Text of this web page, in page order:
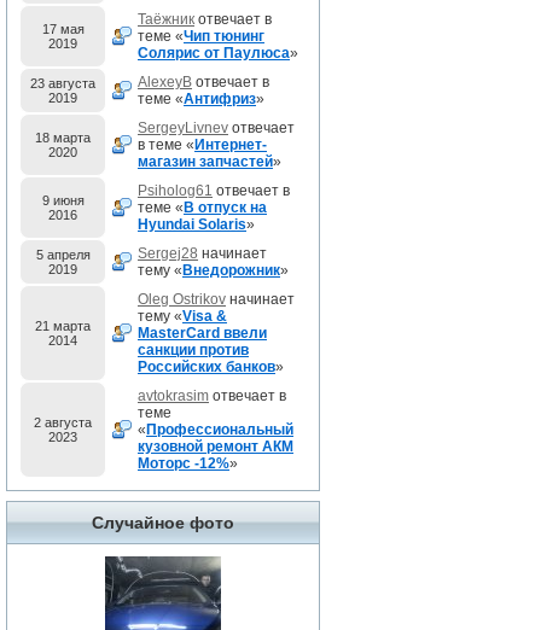
17 мая
2019
Таёжник отвечает в
теме «Чип тюнинг
Солярис от Паулюса»
23 августа
2019
AlexeyB отвечает в
теме «Антифриз»
18 марта
2020
SergeyLivnev отвечает
в теме « Интернет-
магазин запчастей»
9 июня
2016
Psiholog61 отвечает в
теме « В отпуск на
Hyundai Solaris»
5 апреля
2019
Sergej28 начинает
тему « Внедорожник»
21 марта
2014
Oleg Ostrikov начинает
тему «Visa &
MasterCard ввели
санкции против
Российских банков»
2 августа
2023
avtokrasim отвечает в
теме
« Профессиональный
кузовной ремонт АКМ
Моторс -12%»
Случайное фото